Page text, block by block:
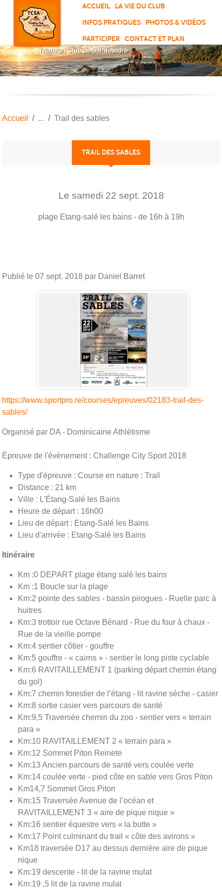
ACCUEIL
LA VIE DU CLUB
INFOS PRATIQUES
PHOTOS & VIDÉOS
PARTICIPER
CONTACT ET PLAN
Accueil Trail des sables
TRAIL DES SABLES
Le samedi 22 sept. 2018
plage Etang-salé les bains - de 16h à 19h
Publié le 07 sept. 2018 par Daniel Barret
https://www.sportpro.re/courses/epreuves/02183-trail-des-
sables/
Organisé par DA - Dominicaine Athlétisme
Épreuve de l'évènement : Challenge City Sport 2018
Type d'épreuve : Course en nature : Trail
Distance : 21 km
Ville : L'Étang-Salé les Bains
Heure de départ : 16h00
Lieu de départ : Etang-Salé les Bains
Lieu d'arrivée : Etang-Salé les Bains
Itinéraire
Km :0 DEPART plage étang salé les bains
Km :1 Boucle sur la plage
Km:2 pointe des sables - bassin pirogues - Ruelle parc à
huitres
Km:3 trottoir rue Octave Bénard - Rue du four à chaux -
Rue de la vieille pompe
Km:4 sentier côtier - gouffre
Km:5 gouffre - « cairns » - sentier le long piste cyclable
Km:6 RAVITAILLEMENT 1 (parking départ chemin étang
du gol)
Km:7 chemin forestier de l’étang - lit ravine sèche - casier
Km:8 sortie casier vers parcours de santé
Km:9,5 Traversée chemin du zoo - sentier vers « terrain
para »
Km:10 RAVITAILLEMENT 2 « terrain para »
Km:12 Sommet Piton Reinete
Km:13 Ancien parcours de santé vers coulée verte
Km:14 coulée verte - pied côte en sable vers Gros Piton
Km14,7 Sommet Gros Piton
Km:15 Traversée Avenue de l’océan et
RAVITAILLEMENT 3 « aire de pique nique »
Km:16 sentier équestre vers « la butte »
Km:17 Point culminant du trail « côte des avirons »
Km18 traversée D17 au dessus dernière aire de pique
nique
Km:19 descente - lit de la ravine mulat
Km:19 ,5 lit de la ravine mulat
Panneau de gestion des cookies